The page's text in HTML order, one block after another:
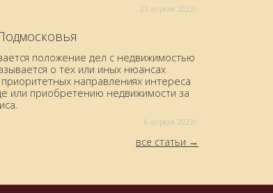
23 aпреля 2023г.
положение дел с недвижимостью
о тех или иных нюансах
направлениях интереса
или приобретению недвижимости за
6 aпреля 2023г.
все статьи